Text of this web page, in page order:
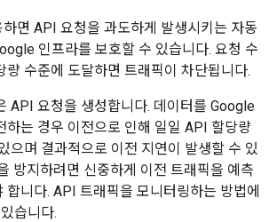
면 API 요청을 과도하게 발생시키는 자동
인프라를 보호할 수 있습니다. 요청 수
량 수준에 도달하면 트래픽이 차단됩니다.
API 요청을 생성합니다. 데이터를 Google
는 경우 이전으로 인해 일일 API 할당량
으며 결과적으로 이전 지연이 발생할 수 있
방지하려면 신중하게 이전 트래픽을 예측
합니다. API 트래픽을 모니터링하는 방법에
습니다.